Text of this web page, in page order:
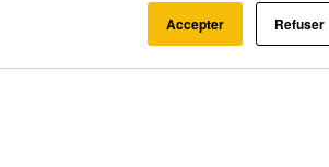
Accepter Refuser
Estimation
Belmont-lès-Darney :